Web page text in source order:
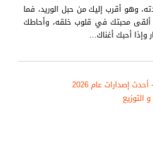
وهو أقرب إليك من حبل الوريد، فما
ألقى محبتك في قلوب خلقه، وأحاطك
وإذا أحبك أغناك…
- أحدث إصدارات عام 2026
التوزيع